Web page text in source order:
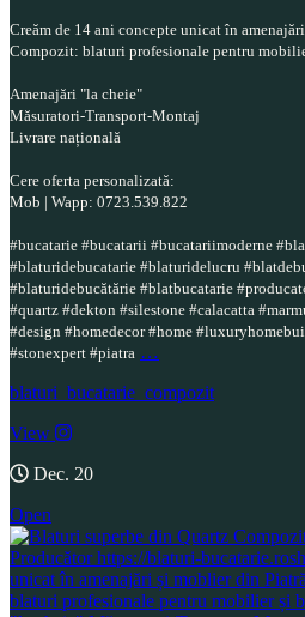
Creăm de 14 ani concepte unicat în
Compozit: blaturi profesionale pentru
Amenajări "la cheie"
Măsuratori-Transport-Montaj
Livrare națională
Cere oferta personalizată:
Mob | Wapp: 0723.539.822
#bucatarie #bucatarii #bucatariimoderne
#blaturidebucatarie #blaturidelucru
#blaturidebucătărie #blatbucatarie
#quartz #dekton #silestone #calacatta
#design #homedecor #home
#stonexpert #piatra …
blaturi_bucatarie_compozit
View
Dec. 20
Open